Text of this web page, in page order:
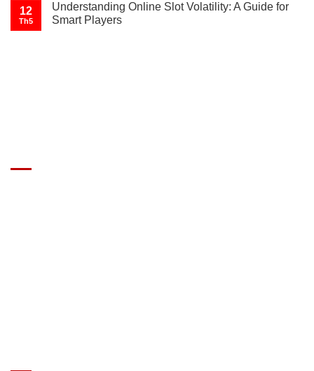
12
Th5
Understanding Online Slot Volatility: A Guide for
Smart Players